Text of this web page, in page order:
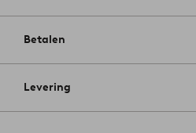
Betalen
Levering